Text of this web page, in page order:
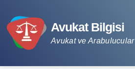
Avukat Bilgisi
Avukat ve Arabulucular